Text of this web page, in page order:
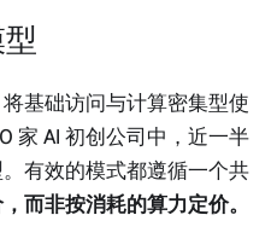
基础访问与计算密集型使
家 AI 初创公司中，近一半
有效的模式都遵循一个共
而非按消耗的算力定价。